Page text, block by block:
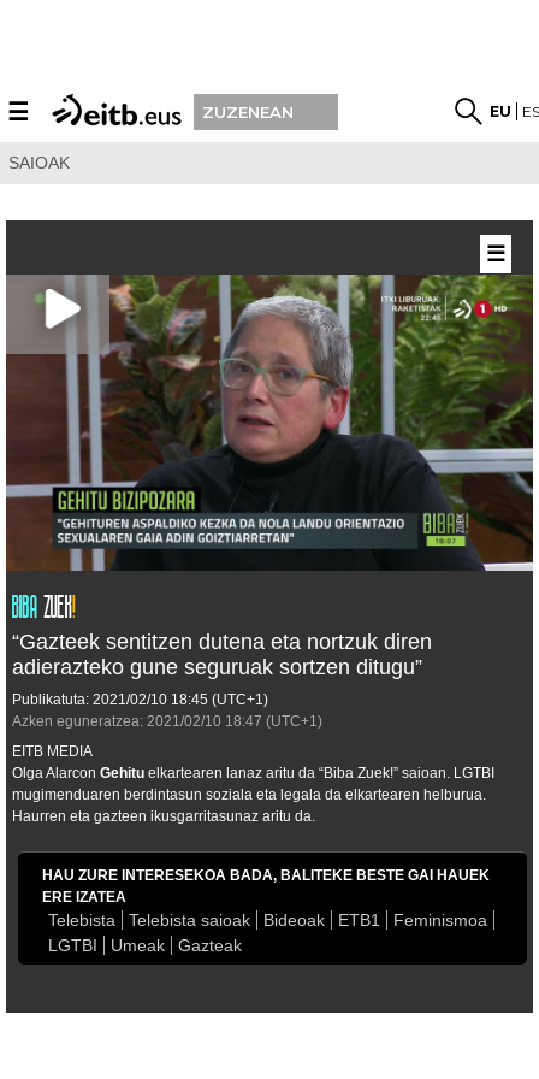
☰ ZUZENEAN EU
SAIOAK
“Gazteek sentitzen dutena eta nortzuk diren
adierazteko gune seguruak sortzen ditugu”
Publikatuta: 2021/02/10 18:45 (UTC+1)
Azken eguneratzea: 2021/02/10 18:47 (UTC+1)
EITB MEDIA
Olga Alarcon Gehitu elkartearen lanaz aritu da “Biba Zuek!” saioan. LGTBI
mugimenduaren berdintasun soziala eta legala da elkartearen helburua.
Haurren eta gazteen ikusgarritasunaz aritu da.
HAU ZURE INTERESEKOA BADA, BALITEKE BESTE GAI HAUEK
ERE IZATEA
Telebista Telebista saioak Bideoak ETB1
Feminismoa
LGTBI
Umeak Gazteak
☰